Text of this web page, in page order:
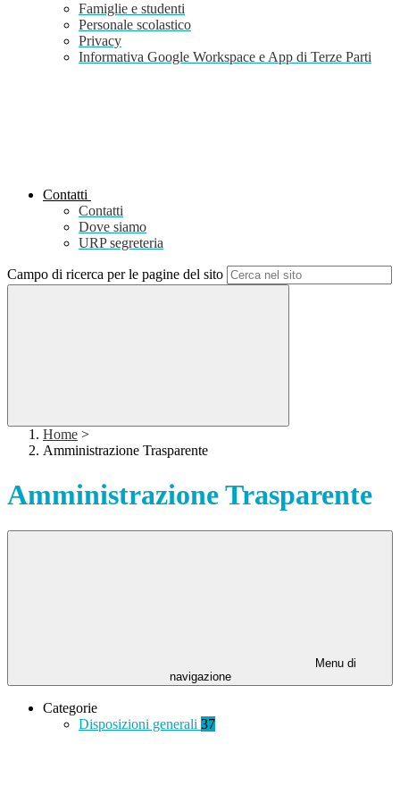
Famiglie e studenti
Personale scolastico
Privacy
Informativa Google Workspace e App di Terze Parti
Contatti
Contatti
Dove siamo
URP segreteria
Campo di ricerca per le pagine del sito
Home >
Amministrazione Trasparente
Amministrazione Trasparente
Menu di
navigazione
Categorie
Disposizioni generali 37